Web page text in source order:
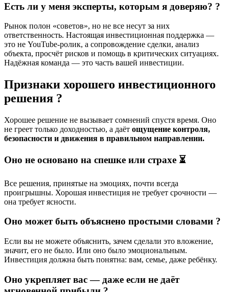
Есть ли у меня эксперты, которым я доверяю? ?
Рынок полон «советов», но не все несут за них
ответственность. Настоящая инвестиционная поддержка —
это не YouTube-ролик, а сопровождение сделки, анализ
объекта, просчёт рисков и помощь в критических ситуациях.
Надёжная команда — это часть вашей инвестиции.
Признаки хорошего инвестиционного
решения ?
Хорошее решение не вызывает сомнений спустя время. Оно
не греет только доходностью, а даёт ощущение контроля,
безопасности и движения в правильном направлении.
Оно не основано на спешке или страхе ⏳
Все решения, принятые на эмоциях, почти всегда
проигрышны. Хорошая инвестиция не требует срочности —
она требует ясности.
Оно может быть объяснено простыми словами ?️
Если вы не можете объяснить, зачем сделали это вложение,
значит, его не было. Или оно было эмоциональным.
Инвестиция должна быть понятна: вам, семье, даже ребёнку.
Оно укрепляет вас — даже если не даёт